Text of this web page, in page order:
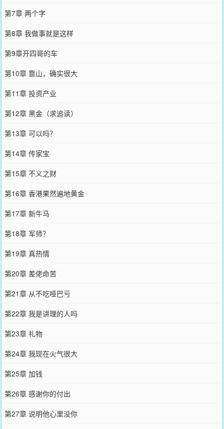
第7章 两个字
第8章 我做事就是这样
第9章开四哥的车
第10章 靠山，确实很大
第11章 投资产业
第12章 黑金（求追读）
第13章 可以吗？
第14章 传家宝
第15章 不义之财
第16章 香港果然遍地黄金
第17章 新牛马
第18章 军师？
第19章 真热情
第20章 差佬命苦
第21章 从不吃哑巴亏
第22章 我是讲理的人吗
第23章 礼物
第24章 我现在火气很大
第25章 加钱
第26章 感谢你的付出
第27章 说明他心里没你